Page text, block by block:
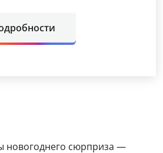
новогоднего сюрприза —